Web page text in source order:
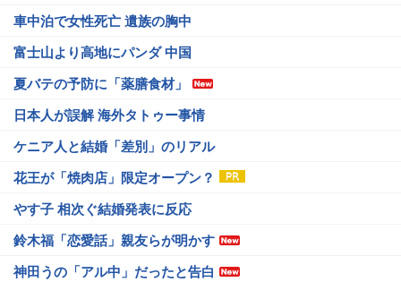
車中泊で女性死亡 遺族の胸中
富士山より高地にパンダ 中国
夏バテの予防に「薬膳食材」
日本人が誤解 海外タトゥー事情
ケニア人と結婚「差別」のリアル
花王が「焼肉店」限定オープン？
やす子 相次ぐ結婚発表に反応
鈴木福「恋愛話」親友らが明かす
神田うの「アル中」だったと告白